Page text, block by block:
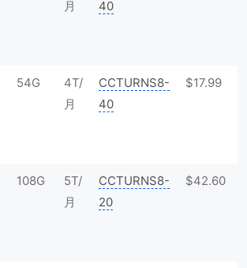
月 40
54G
4T/
月
CCTURNS8-
40
$17.99
108G
5T/
月
CCTURNS8-
20
$42.60